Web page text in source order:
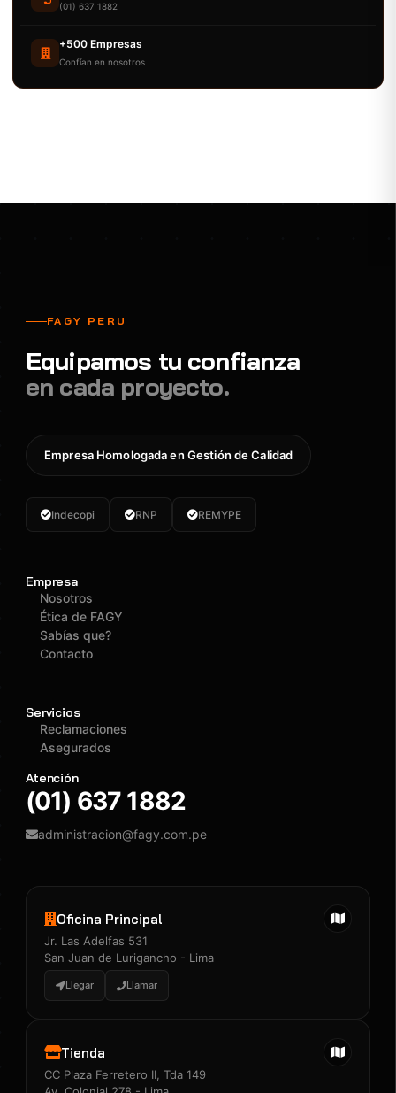
(01) 637 1882
+500 Empresas
Confían en nosotros
FAGY PERU
Equipamos tu confianza
en cada proyecto.
Empresa Homologada en Gestión de Calidad
Indecopi RNP REMYPE
Empresa
Nosotros
Ética de FAGY
Sabías que?
Contacto
Servicios
Reclamaciones
Asegurados
Atención
(01) 637 1882
administracion@fagy.com.pe
Oficina Principal
Jr. Las Adelfas 531
San Juan de Lurigancho - Lima
Llegar Llamar
Tienda
CC Plaza Ferretero II, Tda 149